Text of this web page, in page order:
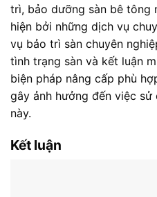
trì, bảo dưỡng sàn bê tông
hiện bởi những dịch vụ
vụ bảo trì sàn chuyên
tình trạng sàn và kết luận
biện pháp nâng cấp phù
gây ảnh hưởng đến việc
này.
Kết luận